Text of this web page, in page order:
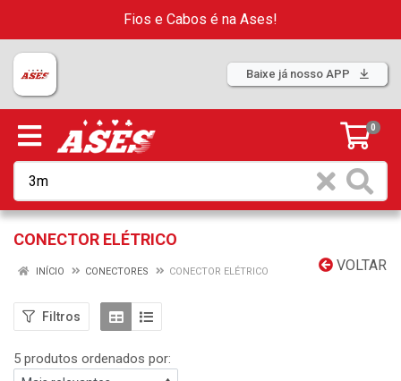
Fios e Cabos é na Ases!
Baixe já nosso APP
0
CONECTOR ELÉTRICO
VOLTAR
INÍCIO CONECTORES CONECTOR ELÉTRICO
Filtros
5 produtos ordenados por: